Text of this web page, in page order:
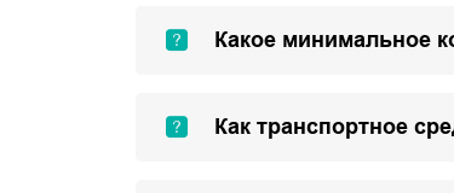
Какое минимальное
Как транспортное